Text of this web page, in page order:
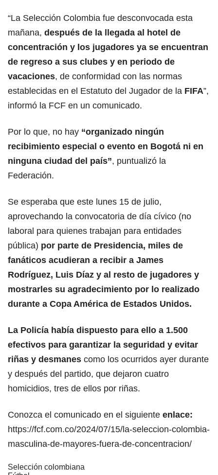
“La Selección Colombia fue desconvocada esta
mañana, después de la llegada al hotel de
concentración y los jugadores ya se encuentran
de regreso a sus clubes y en periodo de
vacaciones, de conformidad con las normas
establecidas en el Estatuto del Jugador de la FIFA”,
informó la FCF en un comunicado.
Por lo que, no hay “organizado ningún
recibimiento especial o evento en Bogotá ni en
ninguna ciudad del país”, puntualizó la
Federación.
Se esperaba que este lunes 15 de julio,
aprovechando la convocatoria de día cívico (no
laboral para quienes trabajan para entidades
pública) por parte de Presidencia, miles de
fanáticos acudieran a recibir a James
Rodríguez, Luis Díaz y al resto de jugadores y
mostrarles su agradecimiento por lo realizado
durante a Copa América de Estados Unidos.
La Policía había dispuesto para ello a 1.500
efectivos para garantizar la seguridad y evitar
riñas y desmanes como los ocurridos ayer durante
y después del partido, que dejaron cuatro
homicidios, tres de ellos por riñas.
Conozca el comunicado en el siguiente enlace:
https://fcf.com.co/2024/07/15/la-seleccion-colombia-
masculina-de-mayores-fuera-de-concentracion/
Selección colombiana